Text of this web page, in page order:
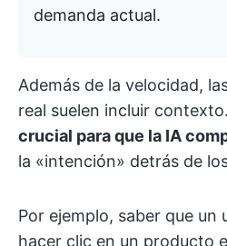
demanda actual.
Además de la velocidad,
real suelen incluir contexto.
crucial para que la IA
la «intención» detrás de
Por ejemplo, saber que un
hacer clic en un producto